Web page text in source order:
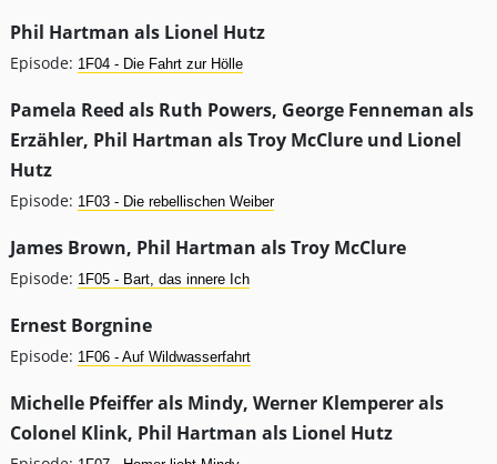
Phil Hartman als Lionel Hutz
Episode: 1F04 - Die Fahrt zur Hölle
Pamela Reed als Ruth Powers, George Fenneman als
Erzähler, Phil Hartman als Troy McClure und Lionel
Hutz
Episode: 1F03 - Die rebellischen Weiber
James Brown, Phil Hartman als Troy McClure
Episode: 1F05 - Bart, das innere Ich
Ernest Borgnine
Episode: 1F06 - Auf Wildwasserfahrt
Michelle Pfeiffer als Mindy, Werner Klemperer als
Colonel Klink, Phil Hartman als Lionel Hutz